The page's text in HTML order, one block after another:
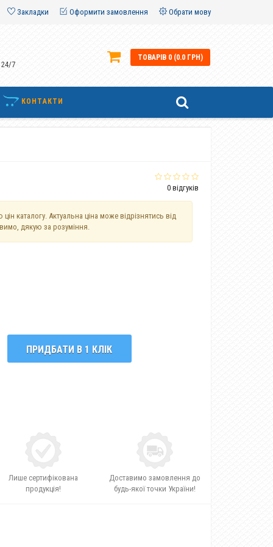
Закладки Оформити замовлення Обрати мову
7
ТОВАРІВ 0 (0.0 ГРН)
КОНТАКТИ
0 відгуків
каталогу. Актуальна ціна може відрізнятись від
дякую за розуміння.
ПРИДБАТИ В 1 КЛІК
Лише сертифікована
продукція!
Доставимо замовлення до
будь-якої точки України!